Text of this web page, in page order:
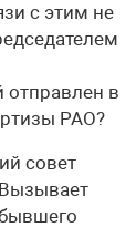
с этим не
отправлен в
РАО?
совет